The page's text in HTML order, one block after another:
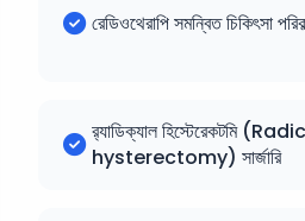
রেডিওথেরাপি সমন্বিত চিকিৎসা
র‌্যাডিক্যাল হিস্টেরেকটমি
hysterectomy) সার্জারি